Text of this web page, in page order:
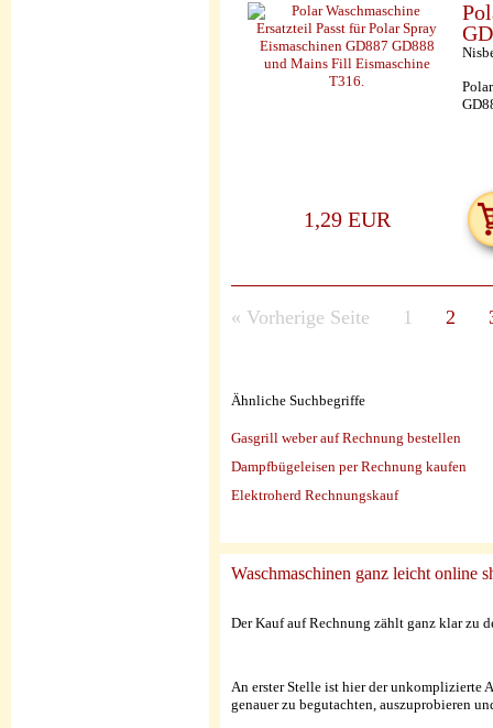
1,29 EUR
« Vorherige Seite 1 2
Ähnliche Suchbegriffe
Gasgrill weber auf Rechnung bestellen
Dampfbügeleisen per Rechnung kaufen
Elektroherd Rechnungskauf
Waschmaschinen ganz leicht online
Der Kauf auf Rechnung zählt ganz klar zu
An erster Stelle ist hier der unkomplizierte
genauer zu begutachten, auszuprobieren